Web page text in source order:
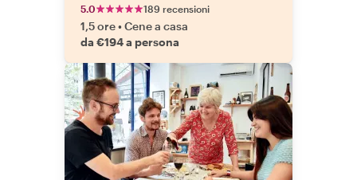
5.0 189 recensioni
1,5 ore•Cene a casa
da €194 a persona